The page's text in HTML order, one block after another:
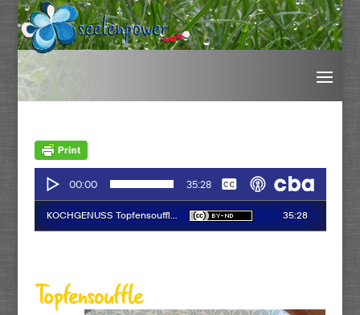
Topfensouffle